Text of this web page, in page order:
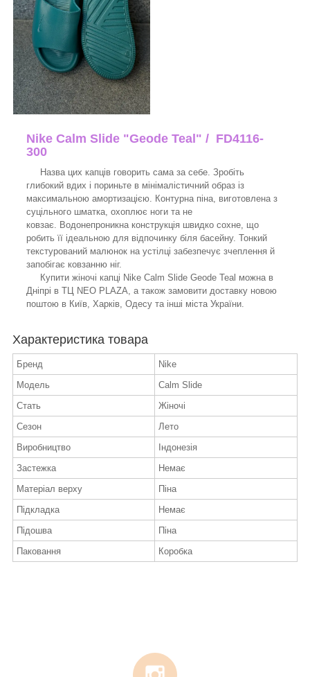
Nike Calm Slide "Geode Teal" / FD4116-
300
Назва цих капців говорить сама за себе. Зробіть
глибокий вдих і пориньте в мінімалістичний образ із
максимальною амортизацією. Контурна піна, виготовлена з
суцільного шматка, охоплює ноги та не
ковзає. Водонепроникна конструкція швидко сохне, що
робить її ідеальною для відпочинку біля басейну. Тонкий
текстурований малюнок на устілці забезпечує зчеплення й
запобігає ковзанню ніг.
Купити жіночі капці Nike Calm Slide Geode Teal можна в
Дніпрі в ТЦ NEO PLAZA, а також замовити доставку новою
поштою в Київ, Харків, Одесу та інші міста України.
Характеристика товара
Бренд
Nike
Модель
Calm Slide
Стать
Жіночі
Сезон
Лето
Виробництво
Індонезія
Застежка
Немає
Матеріал верху
Піна
Підкладка
Немає
Підошва
Піна
Паковання
Коробка